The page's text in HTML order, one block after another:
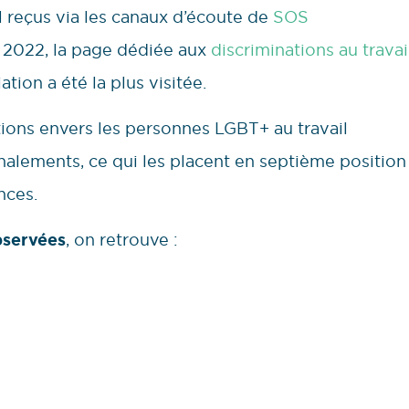
via les canaux d’écoute de SOS
la page dédiée aux discriminations au
a été la plus visitée.
envers les personnes LGBT+ au travail
ce qui les placent en septième position
, on retrouve :